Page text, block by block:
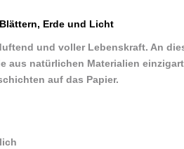
Erde und Licht
und voller Lebenskraft. An
aus natürlichen Materialien
auf das Papier.